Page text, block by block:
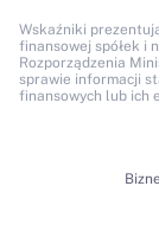
Wskaźniki
finansowej spółek i
Rozporządzenia
sprawie informacji
finansowych lub ich